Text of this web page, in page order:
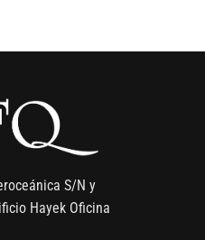
S/N y
Hayek Oficina